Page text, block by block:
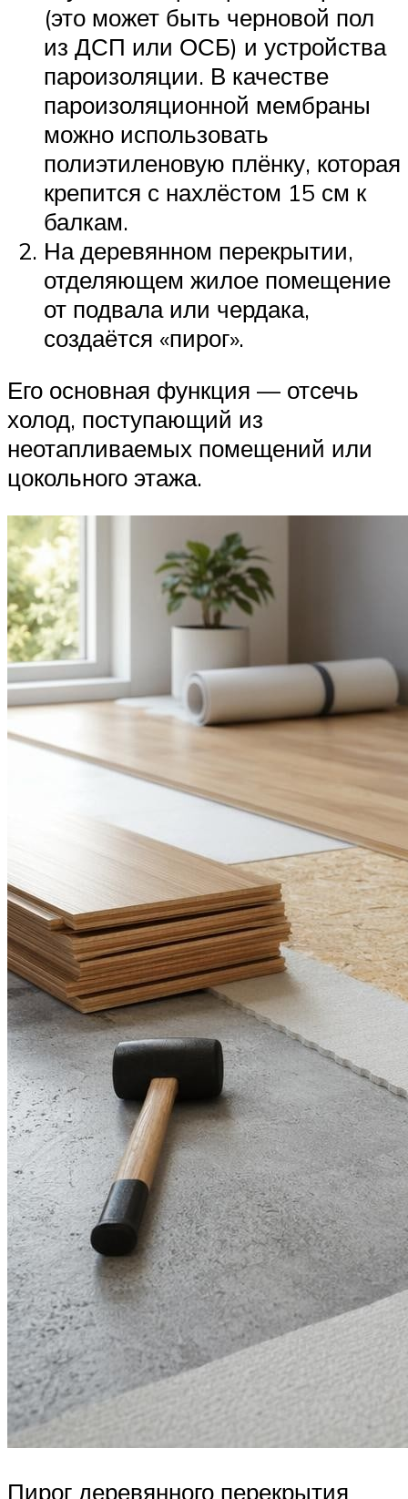
(это может быть черновой пол
из ДСП или ОСБ) и устройства
пароизоляции. В качестве
пароизоляционной мембраны
можно использовать
полиэтиленовую плёнку, которая
крепится с нахлёстом 15 см к
балкам.
На деревянном перекрытии,
отделяющем жилое помещение
от подвала или чердака,
создаётся «пирог».
Его основная функция — отсечь
холод, поступающий из
неотапливаемых помещений или
цокольного этажа.
Пирог деревянного перекрытия